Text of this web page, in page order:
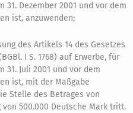
31. Dezember 2001 und vor dem
ist, anzuwenden;
des Artikels 14 des Gesetzes
I S. 1768) auf Erwerbe, für
31. Juli 2001 und vor dem
ist, mit der Maßgabe
Stelle des Betrages von
von500.000 Deutsche Mark tritt.